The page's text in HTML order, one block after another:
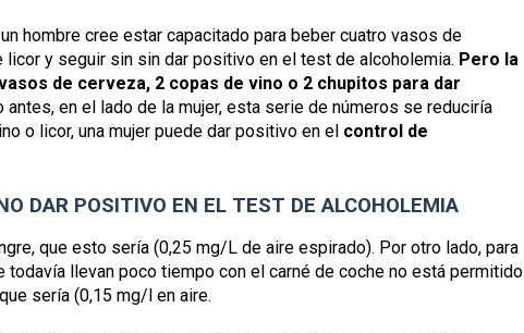
hombre cree estar capacitado para beber cuatro vasos de
y seguir sin sin dar positivo en el test de alcoholemia. Pero la
de cerveza, 2 copas de vino o 2 chupitos para dar
antes, en el lado de la mujer, esta serie de números se reduciría
o licor, una mujer puede dar positivo en el control de
DAR POSITIVO EN EL TEST DE ALCOHOLEMIA
que esto sería (0,25 mg/L de aire espirado). Por otro lado, para
llevan poco tiempo con el carné de coche no está permitido
sería (0,15 mg/l en aire.